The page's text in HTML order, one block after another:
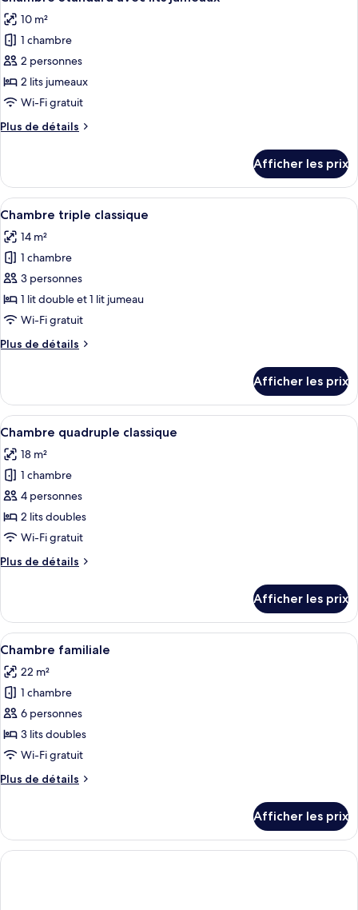
toutes
les
photos
pour
ce
type
chambre :
avec
lits
jumeaux
10 m²
1 chambre
2 personnes
2 lits jumeaux
Wi-Fi gratuit
Plus de détails
Plus
Chambre
Standard
avec
jumeaux
Afficher les prix
Afficher
toutes
les
photos
pour
ce
type
chambre :
classique
Une chambre d’hôtel avec un grand
6
Chambre triple classique
14 m²
1 chambre
3 personnes
1 lit double et 1 lit jumeau
Wi-Fi gratuit
Plus de détails
Plus
Chambre
triple
classique
Afficher les prix
Afficher
toutes
les
photos
pour
ce
type
chambre :
classique
Une chambre d’hôtel avec deux
4
Chambre quadruple classique
18 m²
1 chambre
4 personnes
2 lits doubles
Wi-Fi gratuit
Plus de détails
Plus
Chambre
quadruple
classique
Afficher les prix
Afficher
toutes
les
photos
pour
ce
type
chambre :
Une chambre d’hôtel avec deux
4
Chambre familiale
22 m²
1 chambre
6 personnes
3 lits doubles
Wi-Fi gratuit
Plus de détails
Plus
Chambre
familiale
Afficher les prix